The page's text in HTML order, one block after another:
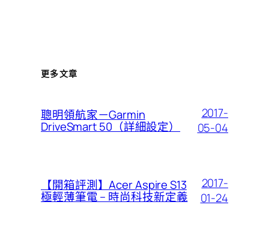
更多文章
聰明領航家－Garmin
DriveSmart 50（詳細設定）
2017-
05-04
【開箱評測】Acer Aspire S13
極輕薄筆電 – 時尚科技新定義
2017-
01-24